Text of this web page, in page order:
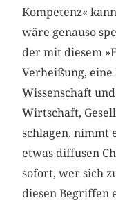
Kompetenz«
wäre genauso
der mit diesem
Verheißung, eine
Wissenschaft
Wirtschaft,
schlagen, nimmt
etwas diffusen
sofort, wer sich
diesen Begriffen